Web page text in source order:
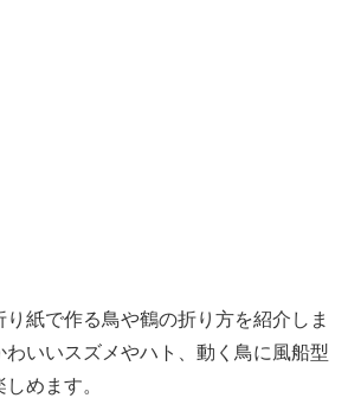
紙で作る鳥や鶴の折り方を紹介しま
いいスズメやハト、動く鳥に風船型
めます。